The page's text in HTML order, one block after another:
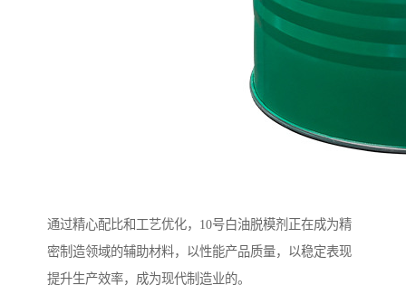
通过精心配比和工艺优化，10号白油脱模剂正在成为精
密制造领域的辅助材料，以性能产品质量，以稳定表现
提升生产效率，成为现代制造业的。